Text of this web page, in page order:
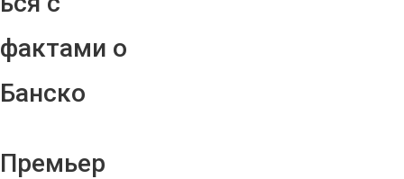
фактами о
Банско
Премьер